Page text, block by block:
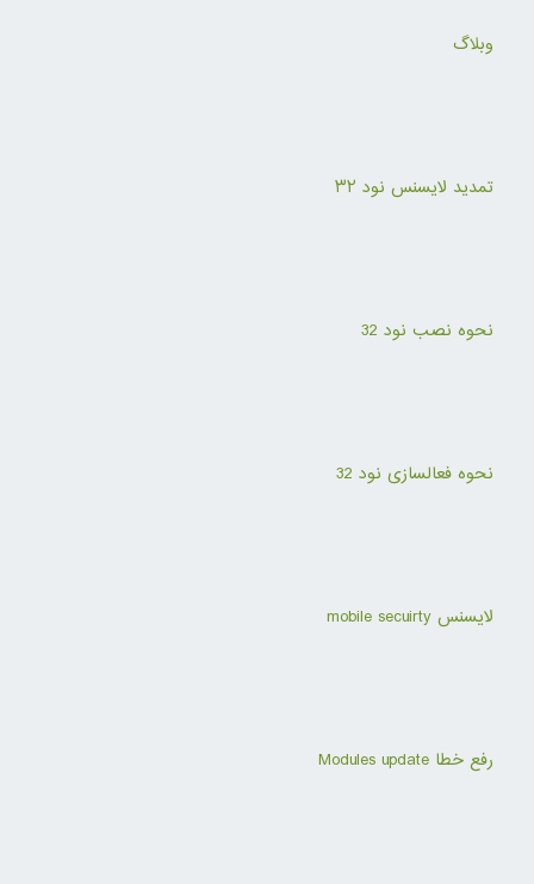
وبلاگ
تمدید لایسنس نود ۳۲
نحوه نصب نود 32
نحوه فعالسازی نود 32
لایسنس mobile secuirty
رفع خطا Modules update